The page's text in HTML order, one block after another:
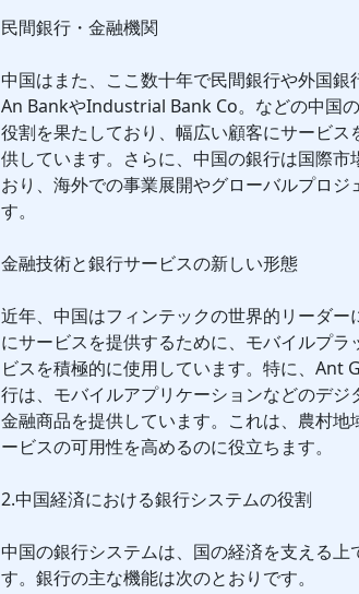
民間銀行・金融機関
中国はまた、ここ数十年で民間銀行や外国
An BankやIndustrial Bank Co。などの中国
役割を果たしており、幅広い顧客にサービ
供しています。さらに、中国の銀行は国際市
おり、海外での事業展開やグローバルプロジ
す。
金融技術と銀行サービスの新しい形態
近年、中国はフィンテックの世界的リーダ
にサービスを提供するために、モバイルプ
ビスを積極的に使用しています。特に、Ant
行は、モバイルアプリケーションなどのデ
金融商品を提供しています。これは、農村
ービスの可用性を高めるのに役立ちます。
2.中国経済における銀行システムの役割
中国の銀行システムは、国の経済を支える上
す。銀行の主な機能は次のとおりです。